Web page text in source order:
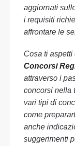
aggiornati
i requisiti
affrontare le
Cosa ti
Concorsi
attraverso i
concorsi nella
vari tipi di
come
anche
suggerimenti